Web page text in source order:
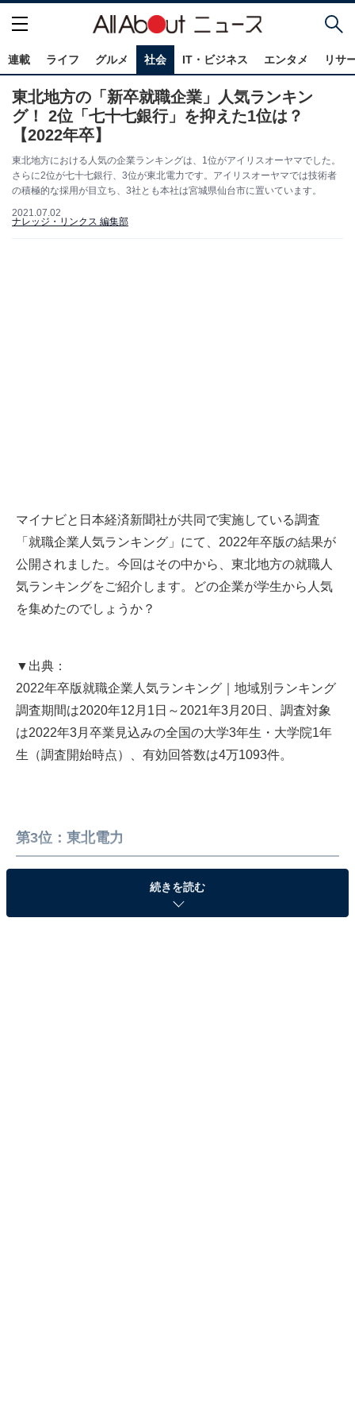
連載 ライフ グルメ 社会 IT・ビジネス エンタメ リサ
東北地方の「新卒就職企業」人気ランキン
グ！ 2位「七十七銀行」を抑えた1位は？
【2022年卒】
東北地方における人気の企業ランキングは、1位がアイリスオーヤマでした。
さらに2位が七十七銀行、3位が東北電力です。アイリスオーヤマでは技術者
の積極的な採用が目立ち、3社とも本社は宮城県仙台市に置いています。
2021.07.02
ナレッジ・リンクス 編集部
マイナビと日本経済新聞社が共同で実施している調査
「就職企業人気ランキング」にて、2022年卒版の結果が
公開されました。今回はその中から、東北地方の就職人
気ランキングをご紹介します。どの企業が学生から人気
を集めたのでしょうか？
▼出典：
2022年卒版就職企業人気ランキング｜地域別ランキング
調査期間は2020年12月1日～2021年3月20日、調査対象
は2022年3月卒業見込みの全国の大学3年生・大学院1年
生（調査開始時点）、有効回答数は4万1093件。
第3位：東北電力
3位の「東北電力」は、本社が宮城県仙台市にありま
す。「東北電」の略称で知られており、東北だけでなく
続きを読む